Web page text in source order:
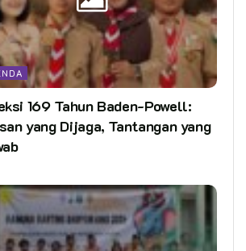
169 Tahun Baden-Powell:
yang Dijaga, Tantangan yang